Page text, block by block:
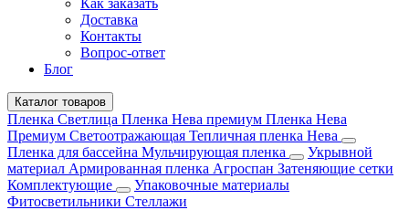
Как заказать
Доставка
Контакты
Вопрос-ответ
Блог
Каталог товаров
Пленка Светлица Пленка Нева премиум Пленка Нева
Премиум Светоотражающая Тепличная пленка Нева
Пленка для бассейна Мульчирующая пленка
Укрывной
материал Армированная пленка Агроспан Затеняющие сетки
Комплектующие
Упаковочные материалы
Фитосветильники Стеллажи